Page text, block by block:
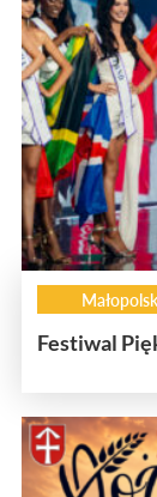
Festiwal